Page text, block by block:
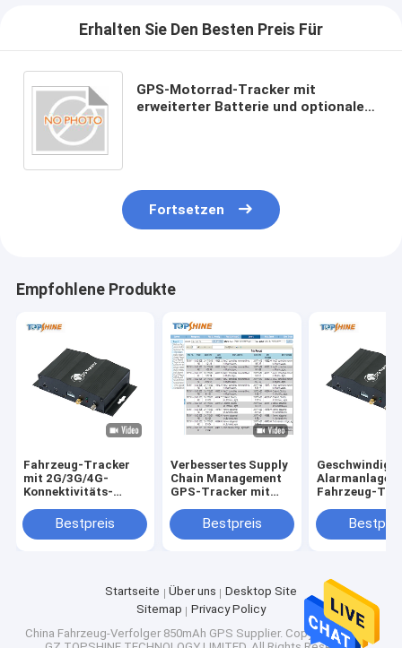
Erhalten Sie Den Besten Preis Für
GPS-Motorrad-Tracker mit
erweiterter Batterie und optionale
Fortsetzen
Empfohlene Produkte
Fahrzeug-Tracker
mit 2G/3G/4G-
Konnektivitäts-
Geschwindigkeitswarnsignal
und optionale RFID
Bestpreis
Verbessertes Supply
Chain Management
GPS-Tracker mit
Identifizierung und
kostenlose
Bestpreis
Alarmanlage
Fahrzeug-
optionale
Startseite Über uns
Desktop Site
Sitemap
Privacy Policy
China Fahrzeug-Verfolger 850mAh GPS Supplier. Copyright © 2026